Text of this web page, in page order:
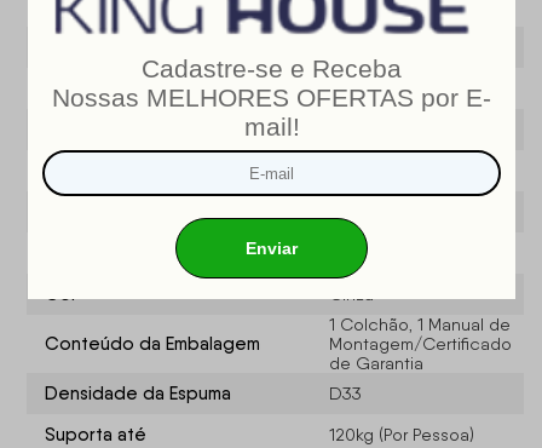
Marca King House ®
Profundidade (CM)
Tipo de Produto Colchão
Cor Cinza
Conteúdo da Embalagem
1 Colchão, 1 Manual de
Montagem/Certificado
de Garantia
Densidade da Espuma D33
Suporta até 120kg (Por Pessoa)